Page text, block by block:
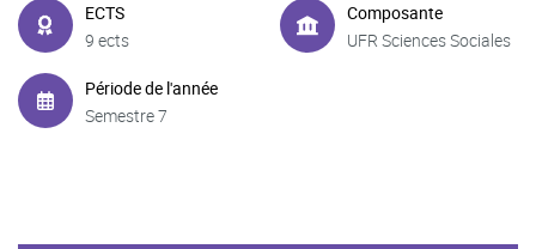
ECTS
9 ects
Composante
UFR Sciences Sociales
Période de l'année
Semestre 7